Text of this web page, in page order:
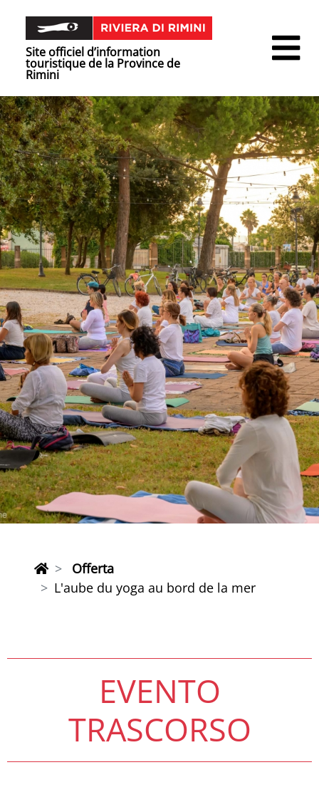
Site officiel d’information
touristique de la Province de
Rimini
Offerta
L'aube du yoga au bord de la mer
EVENTO
TRASCORSO